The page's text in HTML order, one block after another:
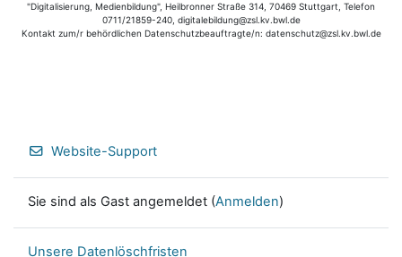
"Digitalisierung, Medienbildung", Heilbronner Straße 314, 70469 Stuttgart, Telefon
0711/21859-240, digitalebildung@zsl.kv.bwl.de
Kontakt zum/r behördlichen Datenschutzbeauftragte/n: datenschutz@zsl.kv.bwl.de
Website-Support
Sie sind als Gast angemeldet (Anmelden)
Unsere Datenlöschfristen